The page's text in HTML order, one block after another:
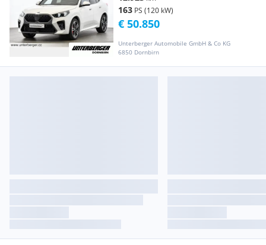
163 PS (120 kW)
Unterberger Automobile GmbH & Co KG
6850 Dornbirn
€ 50.850